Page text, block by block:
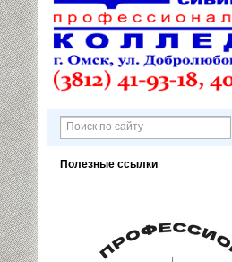
Полезные ссылки